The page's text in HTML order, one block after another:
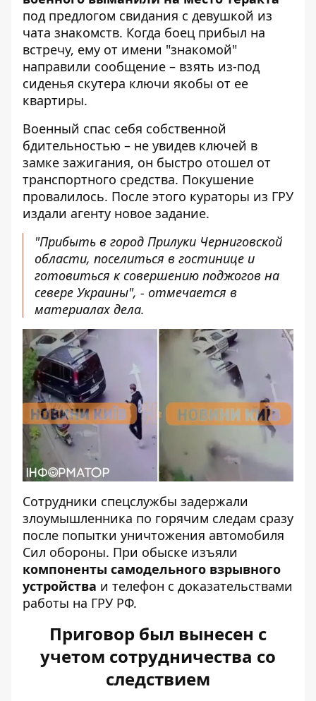
под предлогом свидания с девушкой из
чата знакомств. Когда боец ​​прибыл на
встречу, ему от имени "знакомой"
направили сообщение – взять из-под
сиденья скутера ключи якобы от ее
квартиры.
Военный спас себя собственной
бдительностью – не увидев ключей в
замке зажигания, он быстро отошел от
транспортного средства. Покушение
провалилось. После этого кураторы из ГРУ
издали агенту новое задание.
"Прибыть в город Прилуки Черниговской
области, поселиться в гостинице и
готовиться к совершению поджогов на
севере Украины", - отмечается в
материалах дела.
Сотрудники спецслужбы задержали
злоумышленника по горячим следам сразу
после попытки уничтожения автомобиля
Сил обороны. При обыске изъяли
компоненты самодельного взрывного
устройства и телефон с доказательствами
работы на ГРУ РФ.
Приговор был вынесен с
учетом сотрудничества со
следствием